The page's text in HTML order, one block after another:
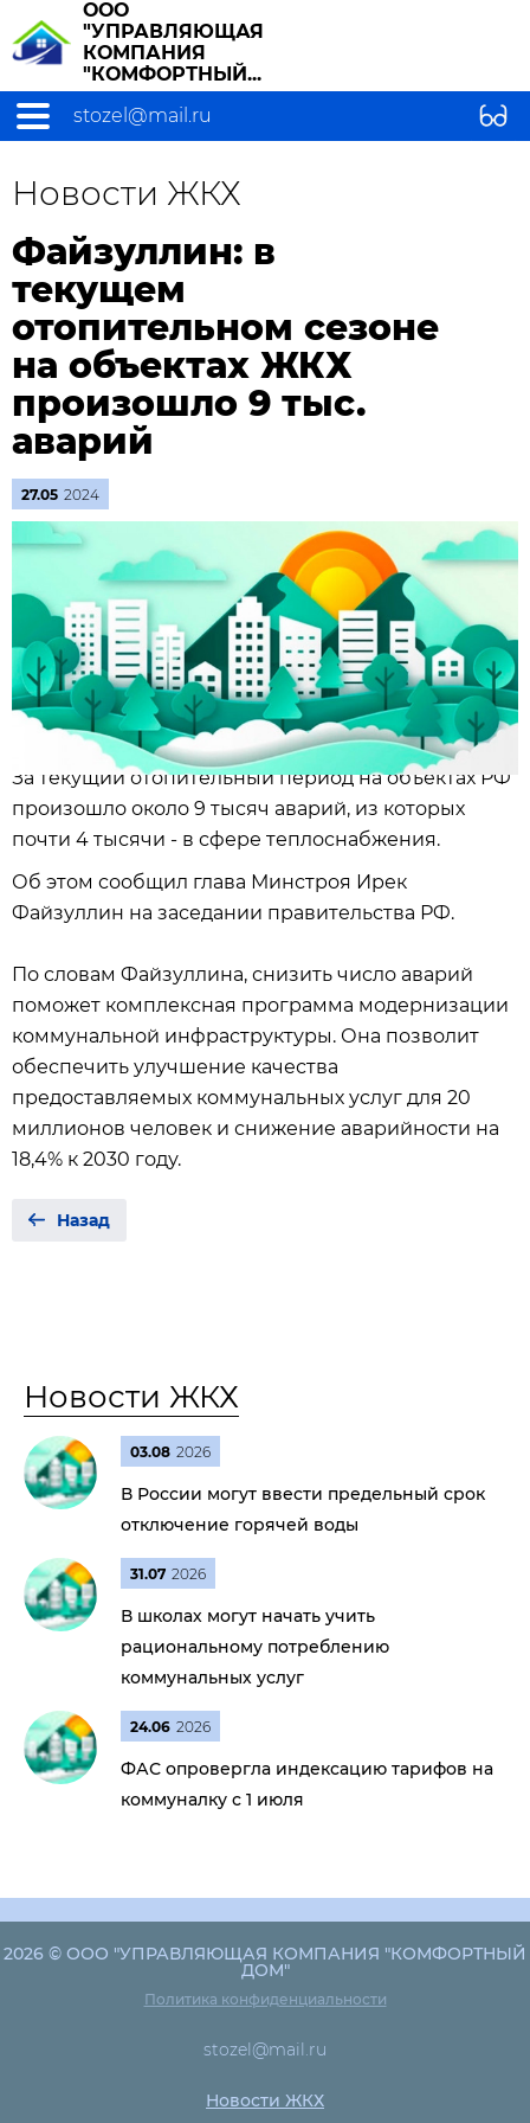
ООО
"УПРАВЛЯЮЩАЯ
КОМПАНИЯ
"КОМФОРТНЫЙ...
stozel@mail.ru
Новости ЖКХ
Файзуллин: в
текущем
отопительном сезоне
на объектах ЖКХ
произошло 9 тыс.
аварий
27.05 2024
За текущий отопительный период на объектах РФ
произошло около 9 тысяч аварий, из которых
почти 4 тысячи - в сфере теплоснабжения.
Об этом сообщил глава Минстроя Ирек
Файзуллин на заседании правительства РФ.
По словам Файзуллина, снизить число аварий
поможет комплексная программа модернизации
коммунальной инфраструктуры. Она позволит
обеспечить улучшение качества
предоставляемых коммунальных услуг для 20
миллионов человек и снижение аварийности на
18,4% к 2030 году.
Назад
Новости ЖКХ
03.08 2026
В России могут ввести предельный срок
отключение горячей воды
31.07 2026
В школах могут начать учить
рациональному потреблению
коммунальных услуг
24.06 2026
ФАС опровергла индексацию тарифов на
коммуналку с 1 июля
2026 © ООО "УПРАВЛЯЮЩАЯ КОМПАНИЯ "КОМФОРТНЫЙ
ДОМ"
Политика конфиденциальности
stozel@mail.ru
Новости ЖКХ